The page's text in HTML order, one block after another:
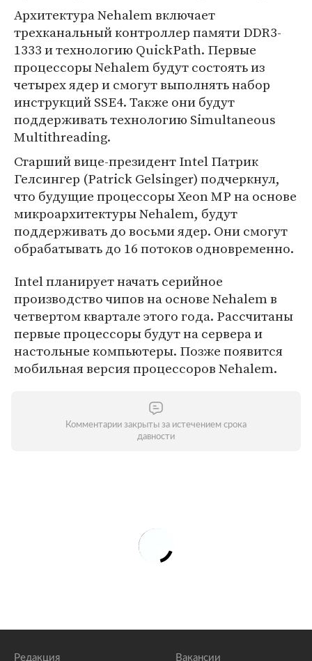
Архитектура Nehalem включает
трехканальный контроллер памяти DDR3-
1333 и технологию QuickPath. Первые
процессоры Nehalem будут состоять из
четырех ядер и смогут выполнять набор
инструкций SSE4. Также они будут
поддерживать технологию Simultaneous
Multithreading.
Старший вице-президент Intel Патрик
Гелсингер (Patrick Gelsinger) подчеркнул,
что будущие процессоры Xeon MP на основе
микроархитектуры Nehalem, будут
поддерживать до восьми ядер. Они смогут
обрабатывать до 16 потоков одновременно.
Intel планирует начать серийное
производство чипов на основе Nehalem в
четвертом квартале этого года. Рассчитаны
первые процессоры будут на сервера и
настольные компьютеры. Позже появится
мобильная версия процессоров Nehalem.
Комментарии закрыты за истечением срока
давности
Редакция Вакансии